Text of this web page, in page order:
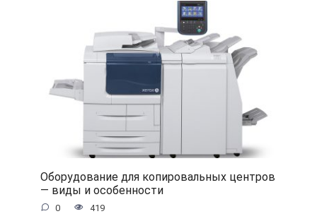
Оборудование для копировальных центров
— виды и особенности
0 419